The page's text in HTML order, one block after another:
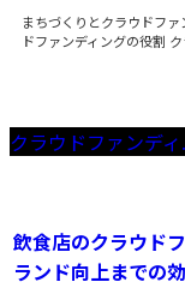
まちづくりとクラウドフ
ドファンディングの役割
クラウドファンディ
飲食店のクラウド
ランド向上までの